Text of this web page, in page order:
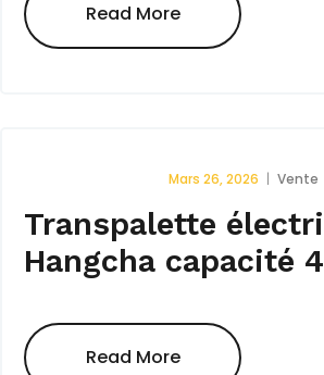
Read More
Mars 26, 2026 Vente
Transpalette
Hangcha capacité
Read More